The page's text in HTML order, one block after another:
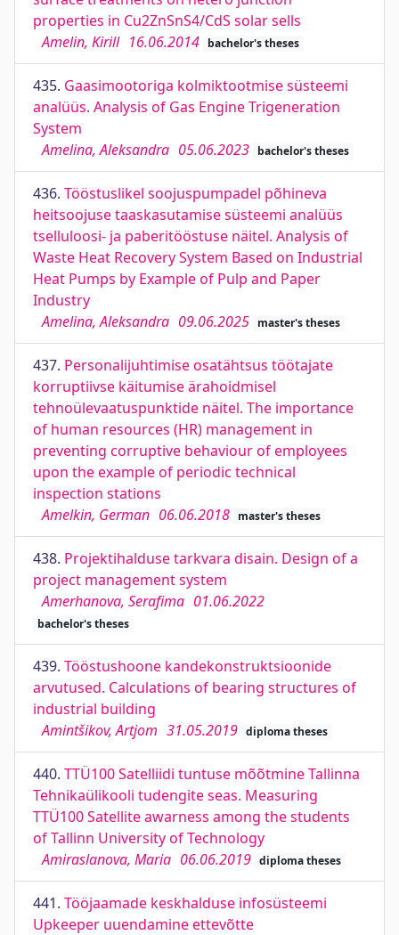
properties in Cu2ZnSnS4/CdS solar sells
Amelin, Kirill 16.06.2014 bachelor's theses
435. Gaasimootoriga kolmiktootmise süsteemi
analüüs. Analysis of Gas Engine Trigeneration
System
Amelina, Aleksandra 05.06.2023 bachelor's theses
436. Tööstuslikel soojuspumpadel põhineva
heitsoojuse taaskasutamise süsteemi analüüs
tselluloosi- ja paberitööstuse näitel. Analysis of
Waste Heat Recovery System Based on Industrial
Heat Pumps by Example of Pulp and Paper
Industry
Amelina, Aleksandra 09.06.2025 master's theses
437. Personalijuhtimise osatähtsus töötajate
korruptiivse käitumise ärahoidmisel
tehnoülevaatuspunktide näitel. The importance
of human resources (HR) management in
preventing corruptive behaviour of employees
upon the example of periodic technical
inspection stations
Amelkin, German 06.06.2018 master's theses
438. Projektihalduse tarkvara disain. Design of a
project management system
Amerhanova, Serafima 01.06.2022
bachelor's theses
439. Tööstushoone kandekonstruktsioonide
arvutused. Calculations of bearing structures of
industrial building
Amintšikov, Artjom 31.05.2019 diploma theses
440. TTÜ100 Satelliidi tuntuse mõõtmine Tallinna
Tehnikaülikooli tudengite seas. Measuring
TTÜ100 Satellite awarness among the students
of Tallinn University of Technology
Amiraslanova, Maria 06.06.2019 diploma theses
441. Tööjaamade keskhalduse infosüsteemi
Upkeeper uuendamine ettevõtte